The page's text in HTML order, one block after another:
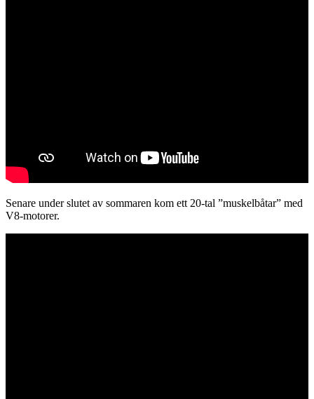
Senare under slutet av sommaren kom ett 20-tal ”muskelbåtar” med
V8-motorer.